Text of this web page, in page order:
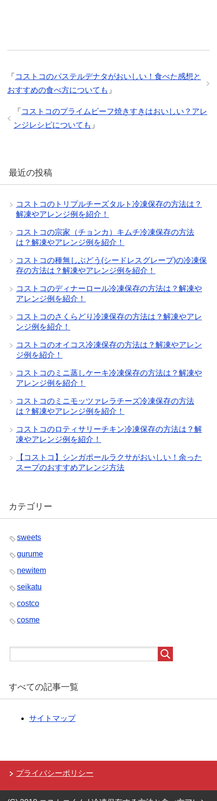
「 コストコのパステルデナタがおいしい！食べた感想と
おすすめの食べ方についても 」
「 コストコのプライムビーフ焼きすきはおいしい？アレ
ンジレシピについても 」
最近の投稿
コストコのトリプルチーズタルト冷凍保存の方法は？
解凍やアレンジ例を紹介！
コストコの宗家（チョンカ）キムチ冷凍保存の方法
は？解凍やアレンジ例を紹介！
コストコの種無しぶどう(シードレスグレープ)の冷凍保
存の方法は？解凍やアレンジ例を紹介！
コストコのディナーロール冷凍保存の方法は？解凍や
アレンジ例を紹介！
コストコのさくらどり冷凍保存の方法は？解凍やアレ
ンジ例を紹介！
コストコのオイコス冷凍保存の方法は？解凍やアレン
ジ例を紹介！
コストコのミニ蒸しケーキ冷凍保存の方法は？解凍や
アレンジ例を紹介！
コストコのミニモッツァレラチーズ冷凍保存の方法
は？解凍やアレンジ例を紹介！
コストコのロティサリーチキン冷凍保存の方法は？解
凍やアレンジ例を紹介！
【コストコ】シンガポールラクサがおいしい！余った
スープのおすすめアレンジ方法
カテゴリー
sweets
gurume
newitem
seikatu
costco
cosme
すべての記事一覧
サイトマップ
プライバシーポリシー